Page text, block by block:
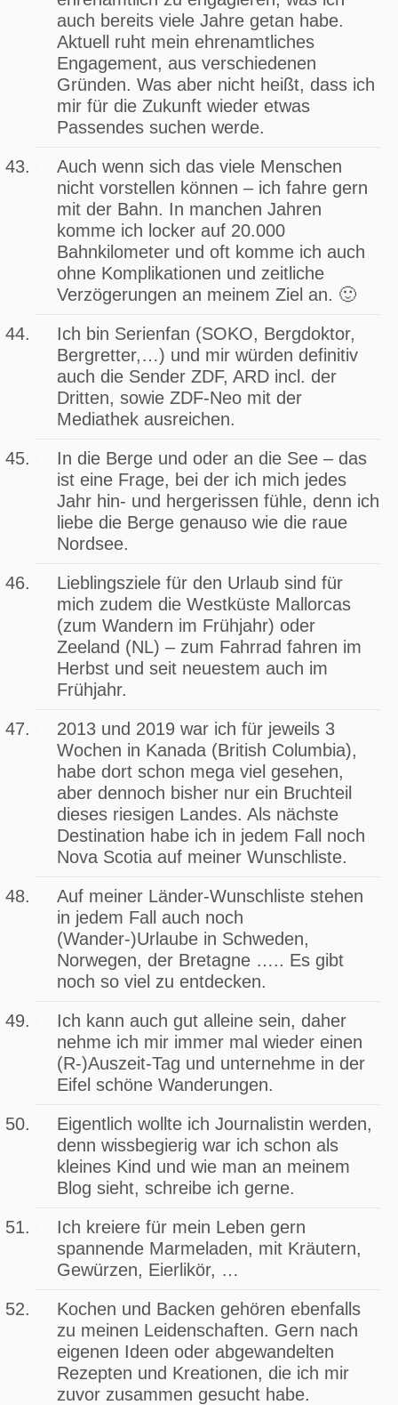
auch bereits viele Jahre getan habe.
Aktuell ruht mein ehrenamtliches
Engagement, aus verschiedenen
Gründen. Was aber nicht heißt, dass ich
mir für die Zukunft wieder etwas
Passendes suchen werde.
Auch wenn sich das viele Menschen
nicht vorstellen können – ich fahre gern
mit der Bahn. In manchen Jahren
komme ich locker auf 20.000
Bahnkilometer und oft komme ich auch
ohne Komplikationen und zeitliche
Verzögerungen an meinem Ziel an. 🙂
Ich bin Serienfan (SOKO, Bergdoktor,
Bergretter,…) und mir würden definitiv
auch die Sender ZDF, ARD incl. der
Dritten, sowie ZDF-Neo mit der
Mediathek ausreichen.
In die Berge und oder an die See – das
ist eine Frage, bei der ich mich jedes
Jahr hin- und hergerissen fühle, denn ich
liebe die Berge genauso wie die raue
Nordsee.
Lieblingsziele für den Urlaub sind für
mich zudem die Westküste Mallorcas
(zum Wandern im Frühjahr) oder
Zeeland (NL) – zum Fahrrad fahren im
Herbst und seit neuestem auch im
Frühjahr.
2013 und 2019 war ich für jeweils 3
Wochen in Kanada (British Columbia),
habe dort schon mega viel gesehen,
aber dennoch bisher nur ein Bruchteil
dieses riesigen Landes. Als nächste
Destination habe ich in jedem Fall noch
Nova Scotia auf meiner Wunschliste.
Auf meiner Länder-Wunschliste stehen
in jedem Fall auch noch
(Wander-)Urlaube in Schweden,
Norwegen, der Bretagne ….. Es gibt
noch so viel zu entdecken.
Ich kann auch gut alleine sein, daher
nehme ich mir immer mal wieder einen
(R-)Auszeit-Tag und unternehme in der
Eifel schöne Wanderungen.
Eigentlich wollte ich Journalistin werden,
denn wissbegierig war ich schon als
kleines Kind und wie man an meinem
Blog sieht, schreibe ich gerne.
Ich kreiere für mein Leben gern
spannende Marmeladen, mit Kräutern,
Gewürzen, Eierlikör, …
Kochen und Backen gehören ebenfalls
zu meinen Leidenschaften. Gern nach
eigenen Ideen oder abgewandelten
Rezepten und Kreationen, die ich mir
zuvor zusammen gesucht habe.